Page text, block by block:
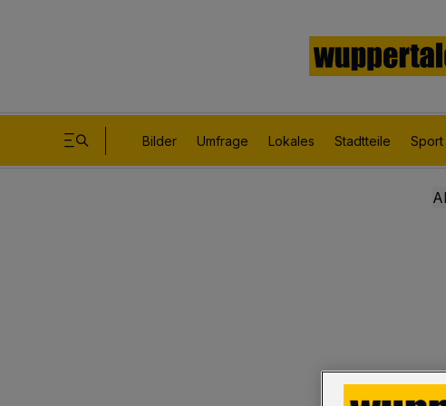
Bilder Umfrage Lokales Stadtteile Sport